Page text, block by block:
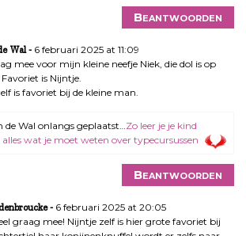
Beantwoorden
Wal
6 februari 2025 at 11:09
mee voor mijn kleine neefje Niek, die dol is op
Favoriet is Nijntje.
is favoriet bij de kleine man.
de Wal onlangs geplaatst… Zo leer je je kind
wat je moet weten over typecursussen
Beantwoorden
6 februari 2025 at 20:05
graag mee! Nijntje zelf is hier grote favoriet bij